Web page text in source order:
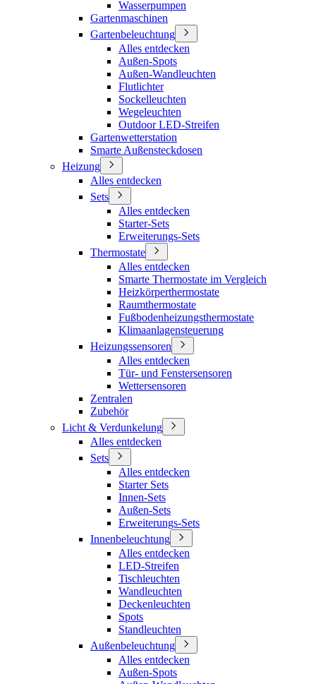
Wasserpumpen
Gartenmaschinen
Gartenbeleuchtung
Alles entdecken
Außen-Spots
Außen-Wandleuchten
Flutlichter
Sockelleuchten
Wegeleuchten
Outdoor LED-Streifen
Gartenwetterstation
Smarte Außensteckdosen
Heizung
Alles entdecken
Sets
Alles entdecken
Starter-Sets
Erweiterungs-Sets
Thermostate
Alles entdecken
Smarte Thermostate im Vergleich
Heizkörperthermostate
Raumthermostate
Fußbodenheizungsthermostate
Klimaanlagensteuerung
Heizungssensoren
Alles entdecken
Tür- und Fenstersensoren
Wettersensoren
Zentralen
Zubehör
Licht & Verdunkelung
Alles entdecken
Sets
Alles entdecken
Starter Sets
Innen-Sets
Außen-Sets
Erweiterungs-Sets
Innenbeleuchtung
Alles entdecken
LED-Streifen
Tischleuchten
Wandleuchten
Deckenleuchten
Spots
Standleuchten
Außenbeleuchtung
Alles entdecken
Außen-Spots